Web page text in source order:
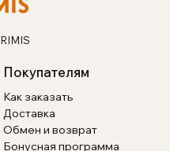
Покупателям
Как заказать
Доставка
Обмен и возврат
Бонусная программа